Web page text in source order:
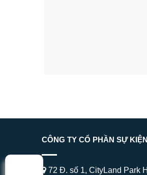
CÔNG TY CỔ PHẦN SỰ
72 Đ. số 1, CityLand Park